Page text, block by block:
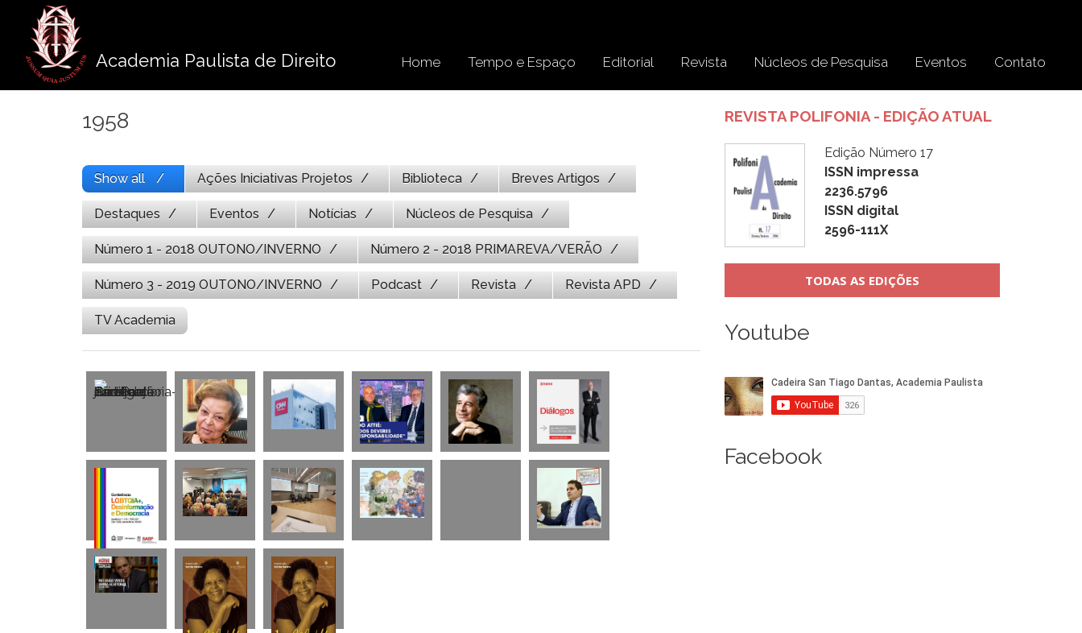
conteúdo
Academia Paulista de Direito Home Tempo e Espaço Editorial Revista Núcleos de Pesquisa Eventos Contato
1958
Show all Ações Iniciativas Projetos Biblioteca Breves Artigos
Destaques Eventos Notícias Núcleos de Pesquisa
Número 1 - 2018 OUTONO/INVERNO Número 2 - 2018 PRIMAREVA/VERÃO
Número 3 - 2019 OUTONO/INVERNO Podcast Revista Revista APD
TV Academia
REVISTA POLIFONIA - EDIÇÃO ATUAL
Edição Número 17
ISSN impressa
2236.5796
ISSN digital
2596-111X
TODAS AS EDIÇÕES
Youtube
Facebook